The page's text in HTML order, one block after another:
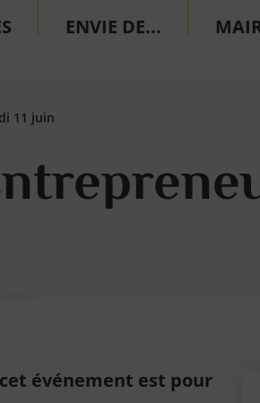
ENVIE DE...
11 juin
événement est pour